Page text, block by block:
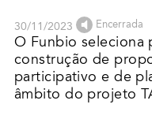
30/11/2023 Encerrada
O Funbio seleciona
construção de
participativo e de
âmbito do projeto